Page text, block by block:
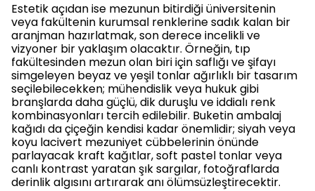
Estetik açıdan ise mezunun bitirdiği üniversitenin
veya fakültenin kurumsal renklerine sadık kalan bir
aranjman hazırlatmak, son derece incelikli ve
vizyoner bir yaklaşım olacaktır. Örneğin, tıp
fakültesinden mezun olan biri için saflığı ve şifayı
simgeleyen beyaz ve yeşil tonlar ağırlıklı bir tasarım
seçilebilecekken; mühendislik veya hukuk gibi
branşlarda daha güçlü, dik duruşlu ve iddialı renk
kombinasyonları tercih edilebilir. Buketin ambalaj
kağıdı da çiçeğin kendisi kadar önemlidir; siyah veya
koyu lacivert mezuniyet cübbelerinin önünde
parlayacak kraft kağıtlar, soft pastel tonlar veya
canlı kontrast yaratan şık sargılar, fotoğraflarda
derinlik algısını artırarak anı ölümsüzleştirecektir.